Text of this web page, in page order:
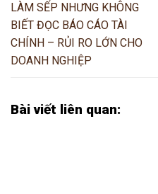
LÀM SẾP NHƯNG KHÔNG
BIẾT ĐỌC BÁO CÁO TÀI
CHÍNH – RỦI RO LỚN CHO
DOANH NGHIỆP
Bài viết liên quan: